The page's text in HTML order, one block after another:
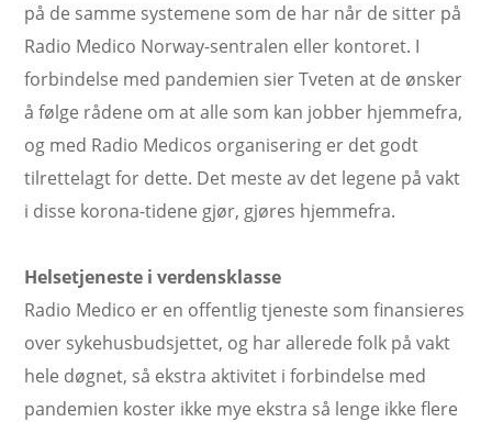
på de samme systemene som de har når de sitter på
Radio Medico Norway-sentralen eller kontoret. I
forbindelse med pandemien sier Tveten at de ønsker
å følge rådene om at alle som kan jobber hjemmefra,
og med Radio Medicos organisering er det godt
tilrettelagt for dette. Det meste av det legene på vakt
i disse korona-tidene gjør, gjøres hjemmefra.
Helsetjeneste i verdensklasse
Radio Medico er en offentlig tjeneste som finansieres
over sykehusbudsjettet, og har allerede folk på vakt
hele døgnet, så ekstra aktivitet i forbindelse med
pandemien koster ikke mye ekstra så lenge ikke flere